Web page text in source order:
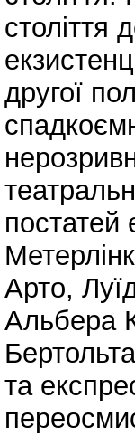
століття
другої
постатей
Арто,
Альбера
та